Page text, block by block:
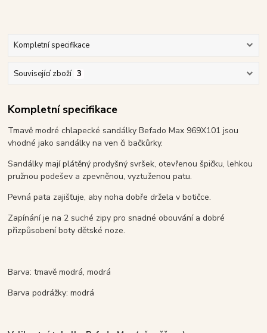
Kompletní specifikace
Související zboží 3
Kompletní specifikace
Tmavě modré chlapecké sandálky Befado Max 969X101 jsou
vhodné jako sandálky na ven či bačkůrky.
Sandálky majíplátěný prodyšný svršek, otevřenou špičku, lehkou
pružnou podešev a zpevněnou, vyztuženou patu.
Pevná pata zajišťuje, aby noha dobře držela v botičce.
Zapínání je na 2 suché zipy pro snadné obouvání a dobré
přizpůsobení boty dětské noze.
Barva: tmavě modrá, modrá
Barva podrážky: modrá